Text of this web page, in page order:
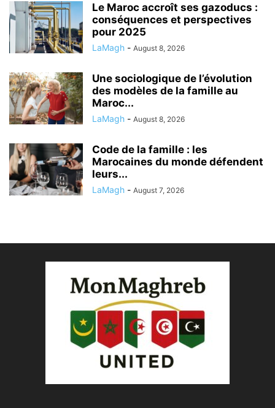
Le Maroc accroît ses gazoducs :
conséquences et perspectives
pour 2025
LaMagh - August 8, 2026
Une sociologique de l’évolution
des modèles de la famille au
Maroc...
LaMagh - August 8, 2026
Code de la famille : les
Marocaines du monde défendent
leurs...
LaMagh - August 7, 2026